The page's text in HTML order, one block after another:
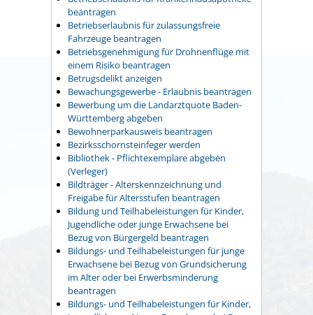
beantragen
Betriebserlaubnis für zulassungsfreie
Fahrzeuge beantragen
Betriebsgenehmigung für Drohnenflüge mit
einem Risiko beantragen
Betrugsdelikt anzeigen
Bewachungsgewerbe - Erlaubnis beantragen
Bewerbung um die Landarztquote Baden-
Württemberg abgeben
Bewohnerparkausweis beantragen
Bezirksschornsteinfeger werden
Bibliothek - Pflichtexemplare abgeben
(Verleger)
Bildträger - Alterskennzeichnung und
Freigabe für Altersstufen beantragen
Bildung und Teilhabeleistungen für Kinder,
Jugendliche oder junge Erwachsene bei
Bezug von Bürgergeld beantragen
Bildungs- und Teilhabeleistungen für junge
Erwachsene bei Bezug von Grundsicherung
im Alter oder bei Erwerbsminderung
beantragen
Bildungs- und Teilhabeleistungen für Kinder,